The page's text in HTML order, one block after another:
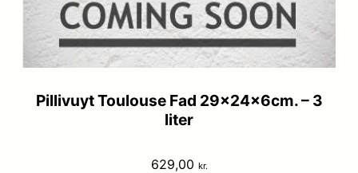
Pillivuyt Toulouse Fad 29x24x6cm. – 3
liter
629,00 kr.